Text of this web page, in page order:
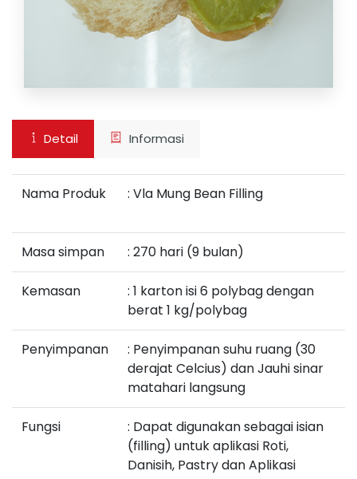
Detail Informasi
Nama Produk : Vla Mung Bean Filling
Masa simpan : 270 hari (9 bulan)
Kemasan
: 1 karton isi 6 polybag dengan
berat 1 kg/polybag
Penyimpanan
: Penyimpanan suhu ruang (30
derajat Celcius) dan Jauhi sinar
matahari langsung
Fungsi
: Dapat digunakan sebagai isian
(filling) untuk aplikasi Roti,
Danisih, Pastry dan Aplikasi